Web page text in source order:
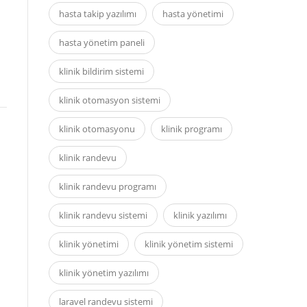
hasta takip yazılımı hasta yönetimi
hasta yönetim paneli
klinik bildirim sistemi
klinik otomasyon sistemi
klinik otomasyonu klinik programı
klinik randevu
klinik randevu programı
klinik randevu sistemi klinik yazılımı
klinik yönetimi klinik yönetim sistemi
klinik yönetim yazılımı
laravel randevu sistemi